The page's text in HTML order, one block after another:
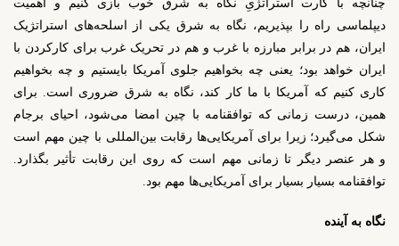
چنانچه با کارت استراتژیِ نگاه به شرق خوب بازی کنیم و اهمیت
دیپلماسی راه را بپذیریم، نگاه به شرق یکی از اسلحه‌های استراتژیک
ایران، هم در برابر مبارزه با غرب و هم در تحریک غرب برای کارکردن با
ایران خواهد بود؛ یعنی چه بخواهیم جلوی آمریکا بایستیم و چه بخواهیم
کاری کنیم که آمریکا با ما کار کند، نگاه به شرق ضروری است. برای
همین، درست زمانی که توافقنامه با چین امضا می‌شود، احیای برجام
شکل می‌گیرد؛ زیرا برای آمریکایی‌ها رقابت بین‌المللی با چین مهم است
و هر عنصر دیگر تا زمانی مهم است که روی این رقابت تأثیر بگذارد.
توافقنامه بسیار بسیار برای آمریکایی‌ها مهم بود.
نگاه به آینده